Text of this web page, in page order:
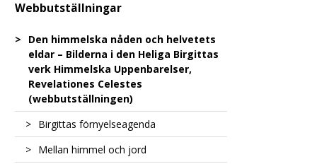
Webbutställningar
Den himmelska nåden och helvetets
eldar – Bilderna i den Heliga Birgittas
verk Himmelska Uppenbarelser,
Revelationes Celestes
(webbutställningen)
Birgittas förnyelseagenda
En uppenbarelse av den nya
Mellan himmel och jord